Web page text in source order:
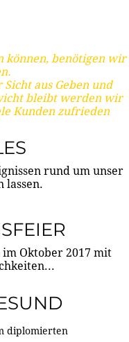
können, benötigen wir
aus Geben und
bleibt werden wir
Kunden zufrieden
rund um unser
lassen.
Oktober 2017 mit
diplomierten